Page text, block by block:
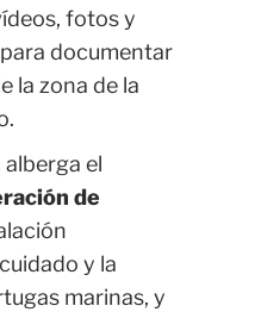
fotos y
documentar
la zona de la
el
de
y la
marinas, y